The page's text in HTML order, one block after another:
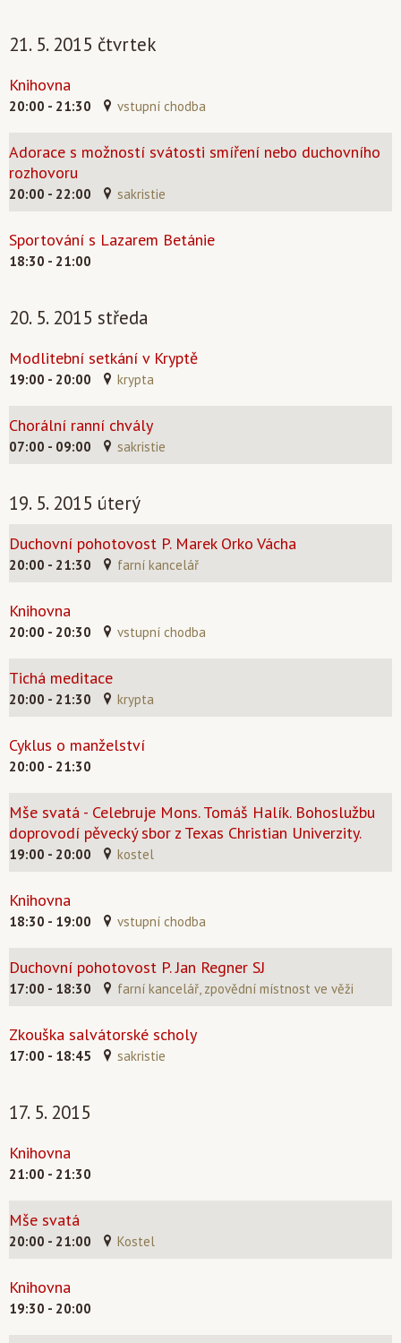
21. 5. 2015 čtvrtek
Knihovna
20:00 - 21:30 vstupní chodba
Adorace s možností svátosti smíření nebo duchovního
rozhovoru
20:00 - 22:00 sakristie
Sportování s Lazarem Betánie
18:30 - 21:00
20. 5. 2015 středa
Modlitební setkání v Kryptě
19:00 - 20:00 krypta
Chorální ranní chvály
07:00 - 09:00 sakristie
19. 5. 2015 úterý
Duchovní pohotovost P. Marek Orko Vácha
20:00 - 21:30 farní kancelář
Knihovna
20:00 - 20:30 vstupní chodba
Tichá meditace
20:00 - 21:30 krypta
Cyklus o manželství
20:00 - 21:30
Mše svatá - Celebruje Mons. Tomáš Halík. Bohoslužbu
doprovodí pěvecký sbor z Texas Christian Univerzity.
19:00 - 20:00 kostel
Knihovna
18:30 - 19:00 vstupní chodba
Duchovní pohotovost P. Jan Regner SJ
17:00 - 18:30 farní kancelář, zpovědní místnost ve věži
Zkouška salvátorské scholy
17:00 - 18:45 sakristie
17. 5. 2015
Knihovna
21:00 - 21:30
Mše svatá
20:00 - 21:00 Kostel
Knihovna
19:30 - 20:00